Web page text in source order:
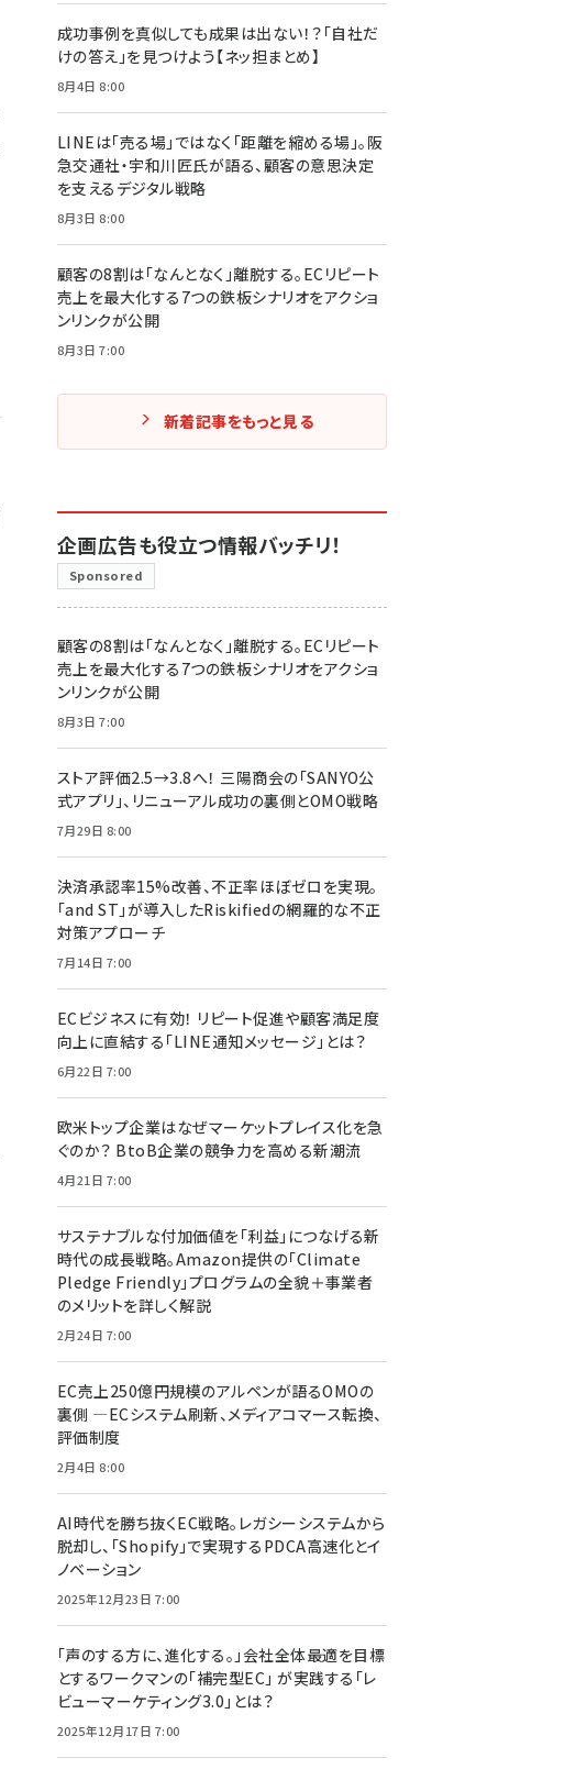
成功事例を真似しても成果は出ない！？「自社だ
けの答え」を見つけよう【ネッ担まとめ】
8月4日 8:00
LINEは「売る場」ではなく「距離を縮める場」。阪
急交通社・宇和川匠氏が語る、顧客の意思決定
を支えるデジタル戦略
8月3日 8:00
顧客の8割は「なんとなく」離脱する。ECリピート
売上を最大化する7つの鉄板シナリオをアクショ
ンリンクが公開
8月3日 7:00
新着記事をもっと見る
企画広告も役立つ情報バッチリ！
Sponsored
顧客の8割は「なんとなく」離脱する。ECリピート
売上を最大化する7つの鉄板シナリオをアクショ
ンリンクが公開
8月3日 7:00
ストア評価2.5→3.8へ！ 三陽商会の「SANYO公
式アプリ」、リニューアル成功の裏側とOMO戦略
7月29日 8:00
決済承認率15%改善、不正率ほぼゼロを実現。
「and ST」が導入したRiskifiedの網羅的な不正
対策アプローチ
7月14日 7:00
ECビジネスに有効！ リピート促進や顧客満足度
向上に直結する「LINE通知メッセージ」とは？
6月22日 7:00
欧米トップ企業はなぜマーケットプレイス化を急
ぐのか？ BtoB企業の競争力を高める新潮流
4月21日 7:00
サステナブルな付加価値を「利益」につなげる新
時代の成長戦略。Amazon提供の「Climate
Pledge Friendly」プログラムの全貌＋事業者
のメリットを詳しく解説
2月24日 7:00
EC売上250億円規模のアルペンが語るOMOの
裏側 ―ECシステム刷新、メディアコマース転換、
評価制度
2月4日 8:00
AI時代を勝ち抜くEC戦略。レガシーシステムから
脱却し、「Shopify」で実現するPDCA高速化とイ
ノベーション
2025年12月23日 7:00
「声のする方に、進化する。」会社全体最適を目標
とするワークマンの「補完型EC」 が実践する「レ
ビューマーケティング3.0」とは？
2025年12月17日 7:00